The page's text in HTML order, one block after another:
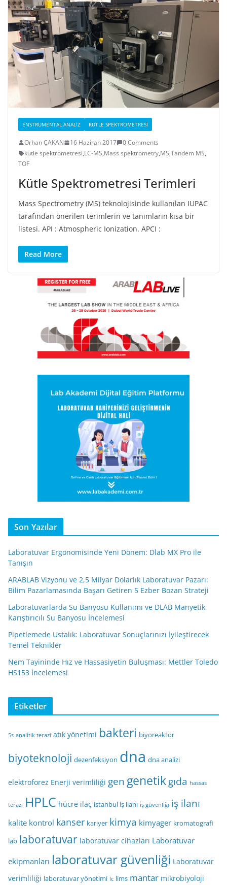
ENSTRUMENTAL ANALIZ KÜTLE SPEKTROMETRESI
Orhan ÇAKAN 16 Haziran 2017
0 Comments
kütle spektrometresi,LC-MS,Mass spektrometry,MS,Tandem MS,
TOF
Kütle Spektrometresi Terimleri
Mass Spectrometry (MS) teknolojisinde kullanılan IUPAC
tarafından önerilen terimlerin ve tanımların kısa bir
listesi. API : Atmospheric Ionization. APCI :
Read More
Son Yazılar
Laboratuvar Ergonomisinde Yeni Dönem: Dlab MX Pro ile
Tanışın
ARABLAB Vizyonu ve 2,5 Milyar Dolarlık Laboratuvar Pazarı:
Bilim Pazarlamasında Başarı Getiren 5 Ezber Bozan Strateji
Laboratuvarlarda Su Banyosu Kullanımı ve DLAB Manyetik
Karıştırıcılı Su Banyosu İncelemesi
Pipetlemede Ustalık: Laboratuvar Sonuçlarınızı İyileştirecek
Temel Teknikler
Nem Tayininde Hız ve Hassasiyetin Buluşması: Mettler Toledo
HS153 İncelemesi
Etiketler
5s analitik terazi atık yönetimi bakteri biyoreaktör
biyoteknoloji dezenfeksiyon dna dna analizi
elektroforez Enerji verimliliği gen genetikgıda hassas
terazi HPLC hücre ilaç istanbul iş ilanı iş güvenliği iş ilanı
kalite kontrol kanser kariyer kimya kimyager kromatografi
lab laboratuvar laboratuvar cihazları Laboratuvar
ekipmanları laboratuvar güvenliği Laboratuvar
verimliliği laboratuvar yönetimi lc lims mantar mikrobiyoloji